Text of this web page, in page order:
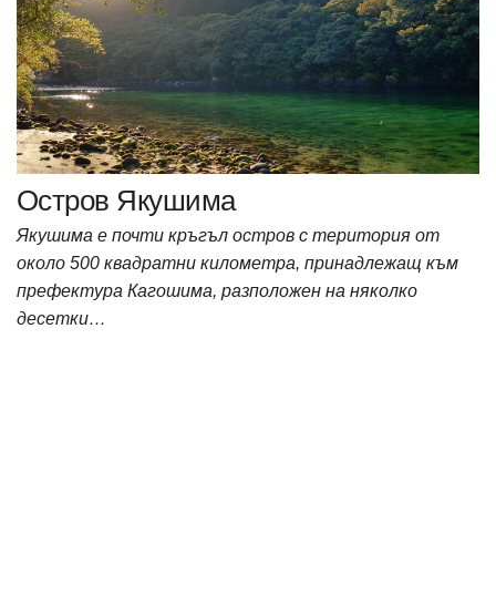
Остров Якушима
Якушима е почти кръгъл остров с територия от
около 500 квадратни километра, принадлежащ към
префектура Кагошима, разположен на няколко
десетки…